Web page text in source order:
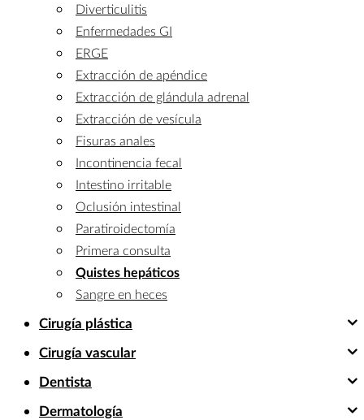
Diverticulitis
Enfermedades GI
ERGE
Extracción de apéndice
Extracción de glándula adrenal
Extracción de vesícula
Fisuras anales
Incontinencia fecal
Intestino irritable
Oclusión intestinal
Paratiroidectomía
Primera consulta
Quistes hepáticos
Sangre en heces
Cirugía plástica
Cirugía vascular
Dentista
Dermatología